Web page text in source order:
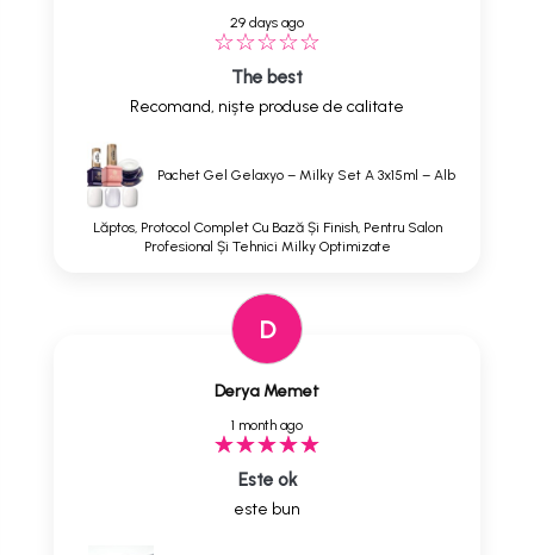
29 days ago
The best
Recomand, niște produse de calitate
Pachet Gel Gelaxyo – Milky Set A 3x15ml – Alb
Lăptos, Protocol Complet Cu Bază Și Finish, Pentru Salon
Profesional Și Tehnici Milky Optimizate
D
Derya Memet
1 month ago
Este ok
este bun